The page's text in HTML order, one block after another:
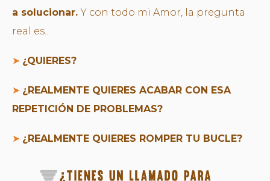
a solucionar.Y con todo mi Amor, la pregunta
real es...
➤ ¿QUIERES?
➤ ¿REALMENTE QUIERES ACABAR CON ESA
REPETICIÓN DE PROBLEMAS?
➤ ¿REALMENTE QUIERES ROMPER TU BUCLE?